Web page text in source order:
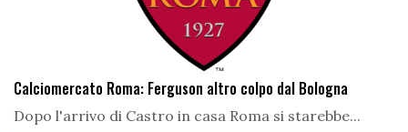
Calciomercato Roma: Ferguson altro colpo dal Bologna
Dopo l'arrivo di Castro in casa Roma si starebbe...